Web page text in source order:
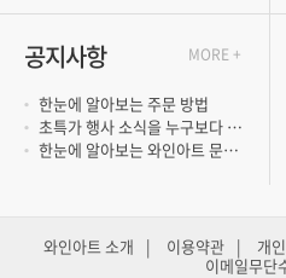
공지사항
한눈에 알아보는 주문 방법
초특가 행사 소식을 누구보다 빨리 듣고 싶..
한눈에 알아보는 와인아트 문의 방법
MORE +
와인아트 소개 | 이용약관 | 개
이메일무단